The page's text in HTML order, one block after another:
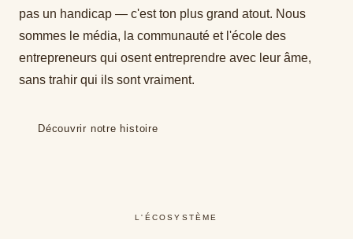
pas un handicap — c'est ton plus grand atout. Nous
sommes le média, la communauté et l'école des
entrepreneurs qui osent entreprendre avec leur âme,
sans trahir qui ils sont vraiment.
Découvrir notre histoire
L'ÉCOSYSTÈME